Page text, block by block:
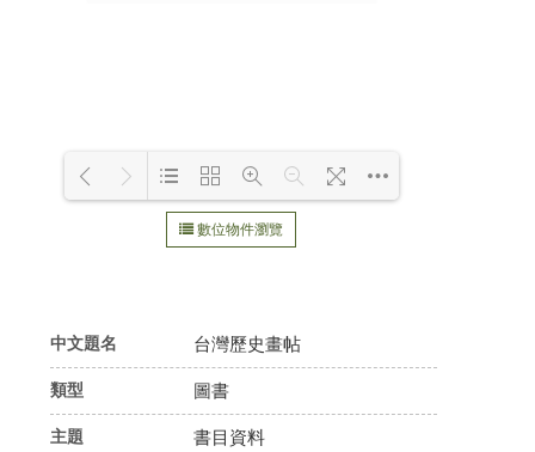
Loading WEBGL 3D ...
數位物件瀏覽
中文題名 台灣歷史畫帖
類型 圖書
主題
書目資料